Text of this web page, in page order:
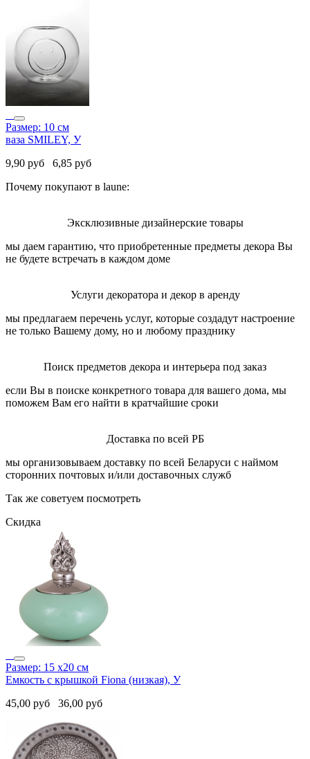
Размер: 10 см
ваза SMILEY, У
9,90 руб 6,85 руб
Почему покупают в laune:
Эксклюзивные дизайнерские товары
мы даем гарантию, что приобретенные предметы декора Вы
не будете встречать в каждом доме
Услуги декоратора и декор в аренду
мы предлагаем перечень услуг, которые создадут настроение
не только Вашему дому, но и любому празднику
Поиск предметов декора и интерьера под заказ
если Вы в поиске конкретного товара для вашего дома, мы
поможем Вам его найти в кратчайшие сроки
Доставка по всей РБ
мы организовываем доставку по всей Беларуси с наймом
сторонних почтовых и/или доставочных служб
Так же советуем посмотреть
Скидка
Размер: 15 x20 см
Емкость с крышкой Fiona (низкая), У
45,00 руб 36,00 руб